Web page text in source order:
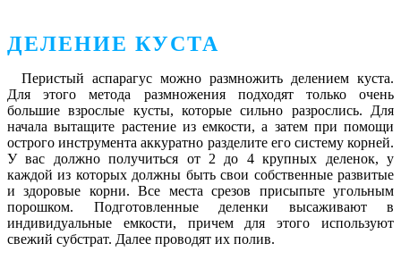
ДЕЛЕНИЕ КУСТА
Перистый аспарагус можно размножить делением куста.
Для этого метода размножения подходят только очень
большие взрослые кусты, которые сильно разрослись. Для
начала вытащите растение из емкости, а затем при помощи
острого инструмента аккуратно разделите его систему корней.
У вас должно получиться от 2 до 4 крупных деленок, у
каждой из которых должны быть свои собственные развитые
и здоровые корни. Все места срезов присыпьте угольным
порошком. Подготовленные деленки высаживают в
индивидуальные емкости, причем для этого используют
свежий субстрат. Далее проводят их полив.